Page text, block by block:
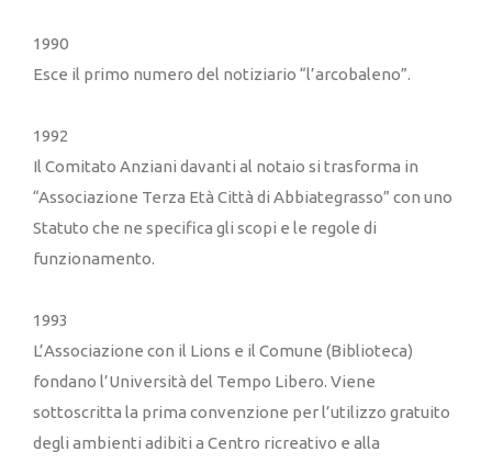
1990
Esce il primo numero del notiziario “l’arcobaleno”.
1992
Il Comitato Anziani davanti al notaio si trasforma in
“Associazione Terza Età Città di Abbiategrasso” con uno
Statuto che ne specifica gli scopi e le regole di
funzionamento.
1993
L’Associazione con il Lions e il Comune (Biblioteca)
fondano l’Università del Tempo Libero. Viene
sottoscritta la prima convenzione per l’utilizzo gratuito
degli ambienti adibiti a Centro ricreativo e alla